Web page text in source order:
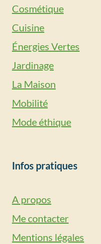
Cosmétique
Cuisine
Énergies Vertes
Jardinage
La Maison
Mobilité
Mode éthique
Infos pratiques
A propos
Me contacter
Mentions légales